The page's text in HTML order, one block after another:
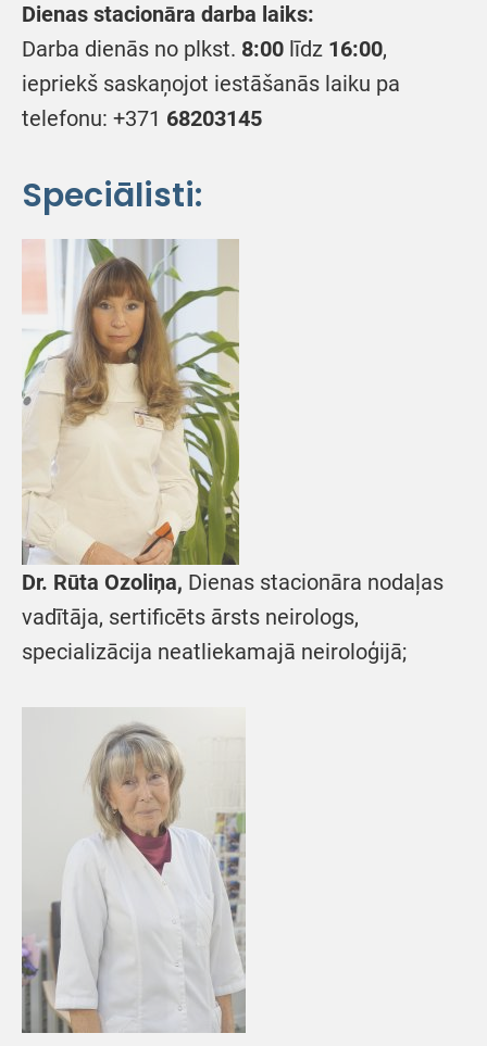
Dienas stacionāra darba laiks:
Darba dienās no plkst. 8:00 līdz 16:00,
iepriekš saskaņojot iestāšanās laiku pa
telefonu: +371 68203145
Speciālisti:
Dr. Rūta Ozoliņa, Dienas stacionāra nodaļas
vadītāja, sertificēts ārsts neirologs,
specializācija neatliekamajā neiroloģijā;